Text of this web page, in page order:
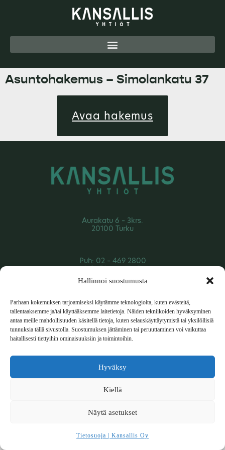
Hallinnoi suostumusta
Parhaan kokemuksen tarjoamiseksi käytämme teknologioita, kuten evästeitä,
tallentaaksemme ja/tai käyttääksemme laitetietoja. Näiden tekniikoiden hyväksyminen
antaa meille mahdollisuuden käsitellä tietoja, kuten selauskäyttäytymistä tai yksilöllisiä
tunnuksia tällä sivustolla. Suostumuksen jättäminen tai peruuttaminen voi vaikuttaa
haitallisesti tiettyihin ominaisuuksiin ja toimintoihin.
Hyväksy
Kiellä
Näytä asetukset
Tietosuoja | Kansallis Oy
Asuntohakemus – Simolankatu 37
Avaa hakemus
Aurakatu 6 – 3krs.
20100 Turku
Puh: 02 – 469 2800
info@kansallis.fi